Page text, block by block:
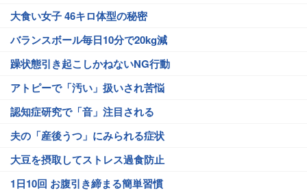
大食い女子 46キロ体型の秘密
バランスボール毎日10分で20kg減
躁状態引き起こしかねないNG行動
アトピーで「汚い」扱いされ苦悩
認知症研究で「音」注目される
夫の「産後うつ」にみられる症状
大豆を摂取してストレス過食防止
1日10回 お腹引き締まる簡単習慣